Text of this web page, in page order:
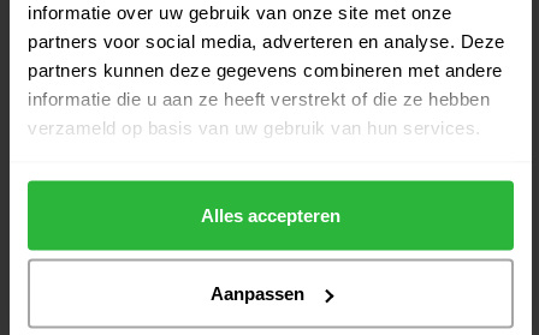
informatie over uw gebruik van onze site met onze
partners voor social media, adverteren en analyse. Deze
partners kunnen deze gegevens combineren met andere
informatie die u aan ze heeft verstrekt of die ze hebben
verzameld op basis van uw gebruik van hun services.
Alles accepteren
Aanpassen
Wilson Duo Soft golfbal wit track
360° set van 4 dozen
€119,80
€99,95
Wilson Duo Soft golfbal wit track
360°
€29,95
Heeft u vragen over het product?